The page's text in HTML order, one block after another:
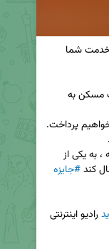
کند #جایزه